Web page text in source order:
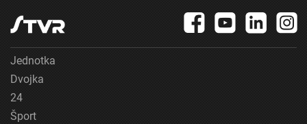
Jednotka
Dvojka
24
Šport